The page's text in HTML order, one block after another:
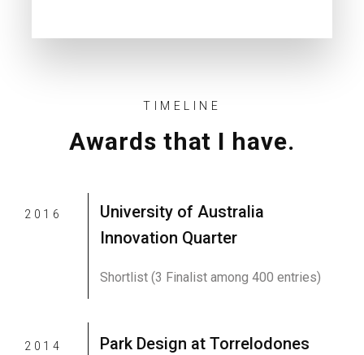
TIMELINE
Awards that I have.
2016
University of Australia
Innovation Quarter
Shortlist (3 Finalist among 400 entries)
2014 Park Design at Torrelodones